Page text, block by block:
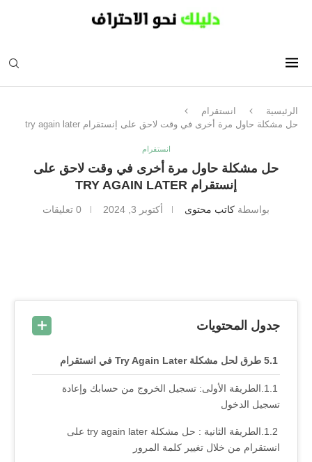
الرئيسية
انستقرام
حل مشكلة حاول مرة أخرى في وقت لاحق على إنستقرام try again later
انستقرام
حل مشكلة حاول مرة أخرى في وقت لاحق على
إنستقرام TRY AGAIN LATER
بواسطة كاتب محتوى أكتوبر 3, 2024 0 تعليقات
جدول المحتويات
5 طرق لحل مشكلة Try Again Later في انستقرام
الطريقة الأولى: تسجيل الخروج من حسابك وإعادة
تسجيل الدخول
الطريقة الثانية : حل مشكلة try again later على
انستقرام من خلال تغيير كلمة المرور